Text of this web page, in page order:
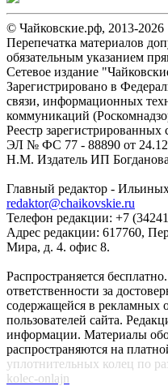
© Чайковские.рф, 2013-2026
Перепечатка материалов
обязательным указанием
Сетевое издание
Зарегистрировано в
связи, информационных
коммуникаций
Реестр
ЭЛ № ФС 77 - 88890 от
Н.М. Издатель ИП
Главный редактор -
redaktor@chaikovskie.ru
Телефон редакции: +7
Адрес редакции: 617760,
Мира, д. 4. офис 8.
Распространяется
ответственности за
содержащейся в рекламных
пользователей сайта.
информации. Материалы
распространяются на
уплотнительных колец по
kolec-onlajn